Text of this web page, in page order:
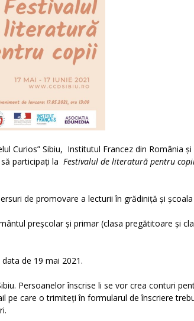
Curios” Sibiu, Institutul Francez din România
participați la Festivalul de literatură pentru
de promovare a lecturii în grădiniță și
preșcolar și primar (clasa pregătitoare și
data de 19 mai 2021.
Persoanelor înscrise li se vor crea conturi
pe care o trimiteți în formularul de înscriere